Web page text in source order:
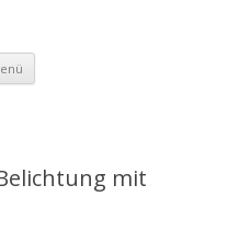
Zum
springen
mit